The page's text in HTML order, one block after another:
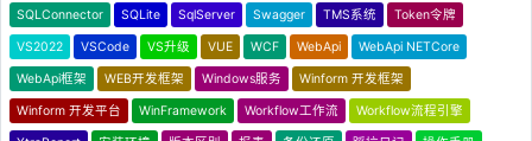
SQLConnector SQLite SqlServer Swagger TMS系统 Token令牌
VS2022 VSCode VS升级 VUE WCF WebApi WebApi NETCore
WebApi框架 WEB开发框架 Windows服务 Winform 开发框架
Winform 开发平台 WinFramework Workflow工作流 Workflow流程引擎